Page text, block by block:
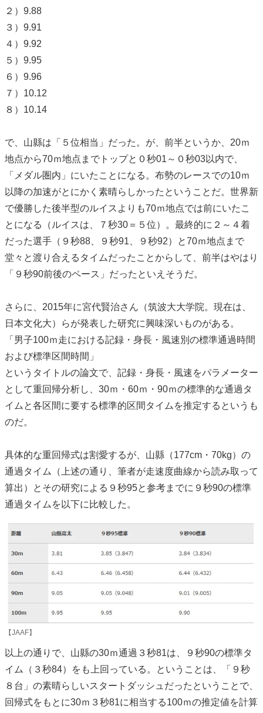
２）9.88
３）9.91
４）9.92
５）9.95
６）9.96
７）10.12
８）10.14
で、山縣は「５位相当」だった。が、前半というか、20ｍ
地点から70ｍ地点までトップと０秒01～０秒03以内で、
「メダル圏内」にいたことになる。布勢のレースでの10ｍ
以降の加速がとにかく素晴らしかったということだ。世界新
で優勝した後半型のルイスよりも70ｍ地点では前にいたこ
とになる（ルイスは、７秒30＝５位）。最終的に２～４着
だった選手（９秒88、９秒91、９秒92）と70ｍ地点まで
堂々と渡り合えるタイムだったことからして、前半はやはり
「９秒90前後のペース」だったといえそうだ。
さらに、2015年に宮代賢治さん（筑波大大学院。現在は、
日本文化大）らが発表した研究に興味深いものがある。
「男子100ｍ走における記録・身長・風速別の標準通過時間
および標準区間時間」
というタイトルの論文で、記録・身長・風速をパラメーター
として重回帰分析し、30ｍ・60ｍ・90ｍの標準的な通過タ
イムと各区間に要する標準的区間タイムを推定するというも
のだ。
具体的な重回帰式は割愛するが、山縣（177cm・70kg）の
通過タイム（上述の通り、筆者が走速度曲線から読み取って
算出）とその研究による９秒95と参考までに９秒90の標準
通過タイムを以下に比較した。
【JAAF】
以上の通りで、山縣の30ｍ通過３秒81は、９秒90の標準タ
イム（３秒84）をも上回っている。ということは、「９秒
８台」の素晴らしいスタートダッシュだったということで、
回帰式をもとに30ｍ３秒81に相当する100ｍの推定値を計算